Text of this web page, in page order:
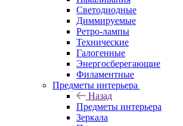
Светодиодные
Диммируемые
Ретро-лампы
Технические
Галогенные
Энергосберегающие
Филаментные
Предметы интерьера
Назад
Предметы интерьера
Зеркала